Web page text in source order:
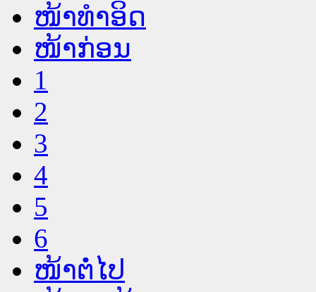
ໜ້າທໍາອິດ
ໜ້າກ່ອນ
1
2
3
4
5
6
ໜ້າຕໍ່ໄປ